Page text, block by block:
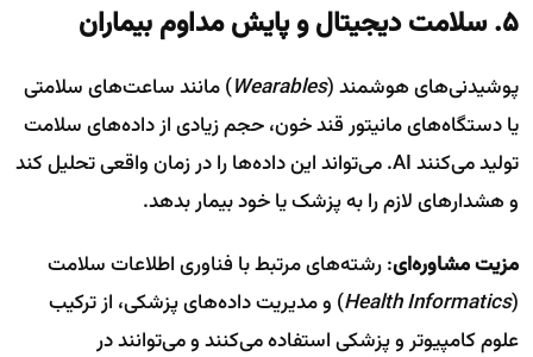
۵. سلامت دیجیتال و پایش مداوم بیماران
پوشیدنی‌های هوشمند (Wearables) مانند ساعت‌های سلامتی
یا دستگاه‌های مانیتور قند خون، حجم زیادی از داده‌های سلامت
تولید می‌کنند AI. می‌تواند این داده‌ها را در زمان واقعی تحلیل کند
و هشدارهای لازم را به پزشک یا خود بیمار بدهد.
مزیت مشاوره‌ای: رشته‌های مرتبط با فناوری اطلاعات سلامت
(
Health Informatics) و مدیریت داده‌های پزشکی، از ترکیب
علوم کامپیوتر و پزشکی استفاده می‌کنند و می‌توانند در